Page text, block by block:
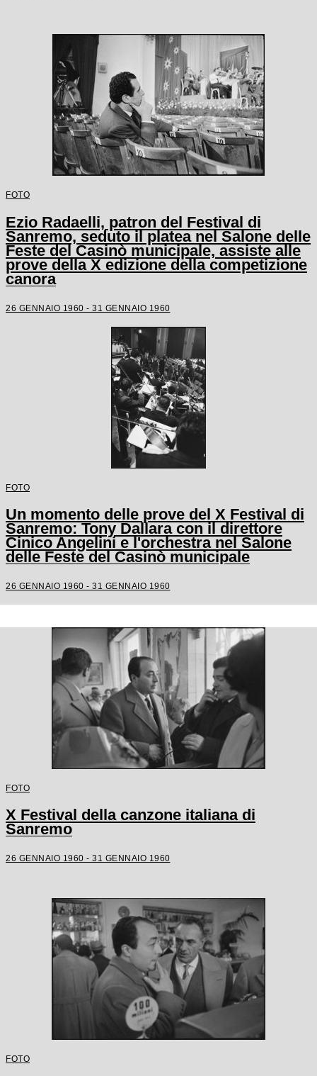
FOTO
Ezio Radaelli, patron del Festival di
Sanremo, seduto il platea nel Salone delle
Feste del Casinò municipale, assiste alle
prove della X edizione della competizione
canora
26 GENNAIO 1960 - 31 GENNAIO 1960
FOTO
Un momento delle prove del X Festival di
Sanremo: Tony Dallara con il direttore
Cinico Angelini e l'orchestra nel Salone
delle Feste del Casinò municipale
26 GENNAIO 1960 - 31 GENNAIO 1960
FOTO
X Festival della canzone italiana di
Sanremo
26 GENNAIO 1960 - 31 GENNAIO 1960
FOTO